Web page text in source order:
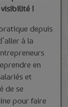
visibilité !
depuis
à la
en
et
de se
pour faire